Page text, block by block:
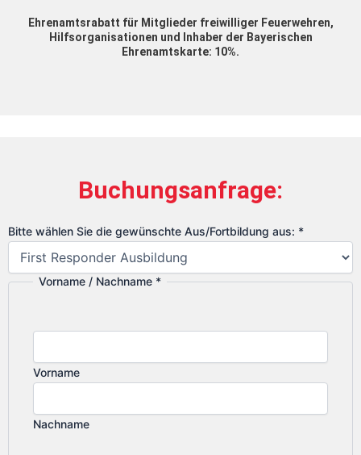
Ehrenamtsrabatt für Mitglieder freiwilliger Feuerwehren,
Hilfsorganisationen und Inhaber der Bayerischen
Ehrenamtskarte: 10%.
Buchungsanfrage:
S
e
Bitte wählen Sie die gewünschte Aus/Fortbildung aus: *
Vorname / Nachname *
Vorname
Nachname